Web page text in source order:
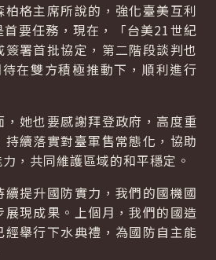
格主席所說的，強化臺美互利
要任務，現在，「台美21世紀
署首批協定，第二階段談判也
在雙方積極推動下，順利進行
她也要感謝拜登政府，高度重
續落實對臺軍售常態化，協助
，共同維護區域的和平穩定。
提升國防實力，我們的國機國
現成果。上個月，我們的國造
經舉行下水典禮，為國防自主能